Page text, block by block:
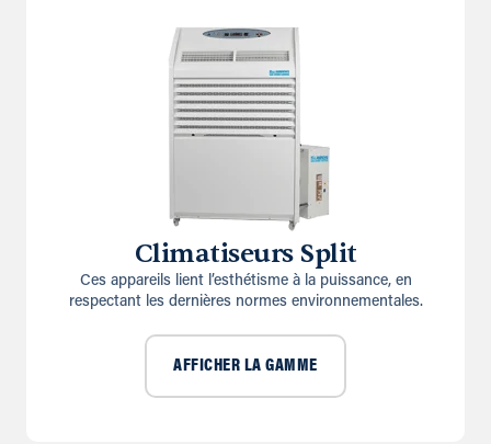
Climatiseurs Split
Ces appareils lient l’esthétisme à la puissance, en
respectant les dernières normes environnementales.
AFFICHER LA GAMME